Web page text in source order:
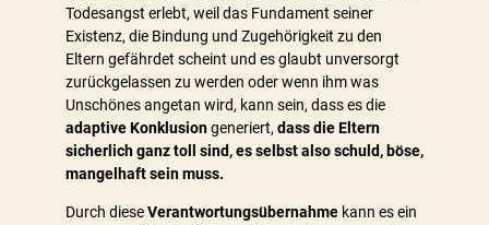
Todesangst erlebt, weil das Fundament seiner
Existenz, die Bindung und Zugehörigkeit zu den
Eltern gefährdet scheint und es glaubt unversorgt
zurückgelassen zu werden oder wenn ihm was
Unschönes angetan wird, kann sein, dass es die
adaptive Konklusiongeneriert, dass die Eltern
sicherlich ganz toll sind, es selbst also schuld, böse,
mangelhaft sein muss.
Durch dieseVerantwortungsübernahme kann es ein